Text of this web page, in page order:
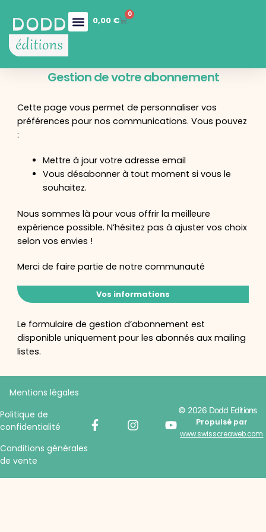
0,00 €
0
Gestion de votre abonnement
Cette page vous permet de personnaliser vos
préférences pour nos communications. Vous pouvez
:
Mettre à jour votre adresse email
Vous désabonner à tout moment si vous le
souhaitez.
Nous sommes là pour vous offrir la meilleure
expérience possible. N’hésitez pas à ajuster vos choix
selon vos envies !
Merci de faire partie de notre communauté
Vos informations
Le formulaire de gestion d’abonnement est
disponible uniquement pour les abonnés aux mailing
listes.
Mentions légales
Politique de
confidentialité
Conditions générales
de vente
© 2026 Dodd Editions
Propulsé par
www.swisscreaweb.com